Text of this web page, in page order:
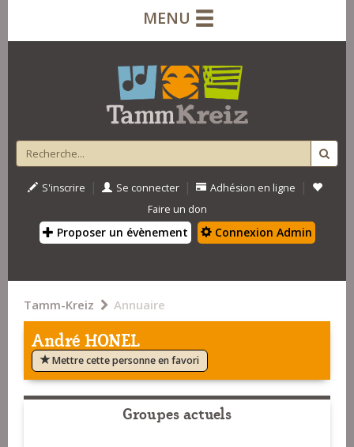
MENU
S'inscrire | Se connecter | Adhésion en ligne |
Faire un don
Proposer un évènement Connexion Admin
Tamm-Kreiz Annuaire
André HONEL
Mettre cette personne en favori
Groupes actuels